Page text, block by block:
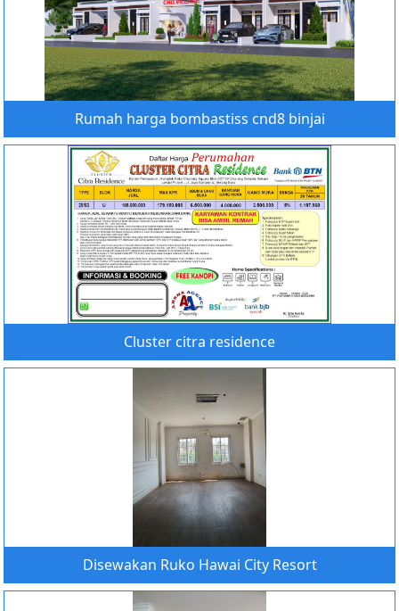
Rumah harga bombastiss cnd8 binjai
Cluster citra residence
Disewakan Ruko Hawai City Resort